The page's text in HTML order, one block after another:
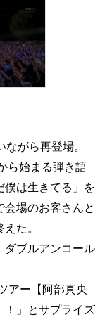
ながら再登場。
ら始まる弾き語
僕は生きてる」を
場のお客さんと
た。
ダブルアンコール
アー【阿部真央
！」とサプライズ